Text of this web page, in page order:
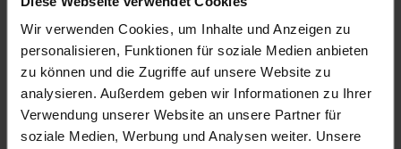
Wir verwenden Cookies, um Inhalte und Anzeigen zu
personalisieren, Funktionen für soziale Medien anbieten
zu können und die Zugriffe auf unsere Website zu
analysieren. Außerdem geben wir Informationen zu Ihrer
Verwendung unserer Website an unsere Partner für
soziale Medien, Werbung und Analysen weiter. Unsere
Hotels
Privatvermieter
Wohnmobil & Camping
Landkreis
Tagen & Feiern